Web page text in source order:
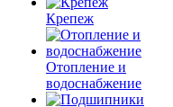
Крепеж
Отопление и
водоснабжение